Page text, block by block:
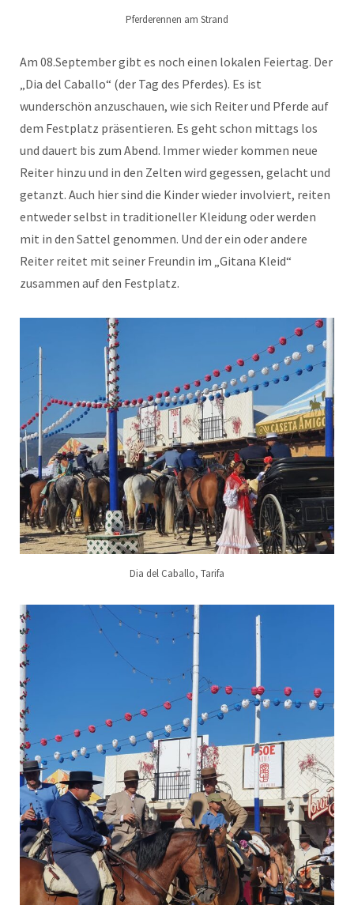
Pferderennen am Strand
Am 08.September gibt es noch einen lokalen Feiertag. Der
„Dia del Caballo“ (der Tag des Pferdes). Es ist
wunderschön anzuschauen, wie sich Reiter und Pferde auf
dem Festplatz präsentieren. Es geht schon mittags los
und dauert bis zum Abend. Immer wieder kommen neue
Reiter hinzu und in den Zelten wird gegessen, gelacht und
getanzt. Auch hier sind die Kinder wieder involviert, reiten
entweder selbst in traditioneller Kleidung oder werden
mit in den Sattel genommen. Und der ein oder andere
Reiter reitet mit seiner Freundin im „Gitana Kleid“
zusammen auf den Festplatz.
Dia del Caballo, Tarifa